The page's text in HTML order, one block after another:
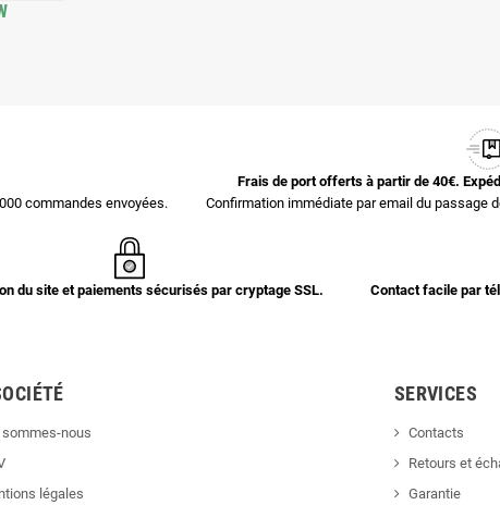
commandes envoyées.
Frais de port offerts à partir de 40€.
Confirmation immédiate par email du passage
du site et paiements sécurisés par cryptage SSL. Contact facile par
sommes-nous
légales
SERVICES
Contacts
Retours et
Garantie